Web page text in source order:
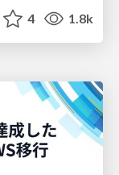
4 1.8k